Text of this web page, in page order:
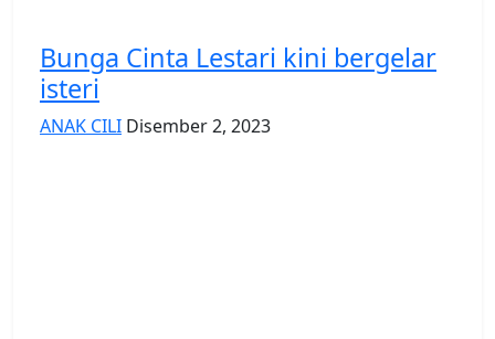
Bunga Cinta Lestari kini bergelar
isteri
ANAK CILI Disember 2, 2023